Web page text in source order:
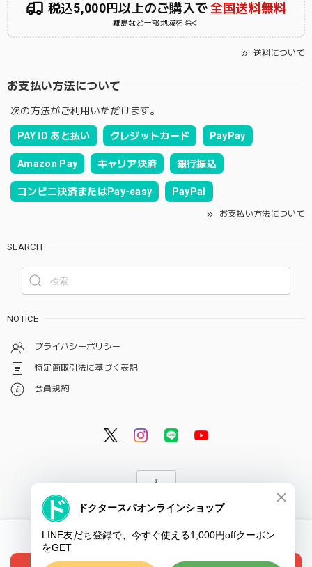
税込5,000円以上のご購入で全国送料無料
離島など一部地域を除く
送料について
お支払い方法について
次の方法がご利用いただけます。
PAY ID あと払い クレジットカード PayPay
Amazon Pay キャリア決済 銀行振込
コンビニ決済またはPay-easy PayPal
お支払い方法について
SEARCH
NOTICE
プライバシーポリシー
特定商取引法に基づく表記
会員規約
© ドクタースパ・クリニック オンラインショップ